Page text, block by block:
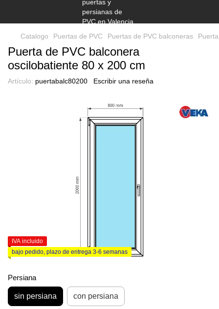
Catalogo Puertas de PVC Puertas de PVC balconeras
Puerta de PVC balconera
oscilobatiente 80 x 200 cm
Artículo: puertabalc80200 Escribir una reseña
IVA incluido
bajo pedido, plazo de entrega 3-6 semanas
Persiana
sin persiana con persiana